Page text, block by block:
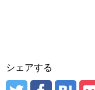
シェアする